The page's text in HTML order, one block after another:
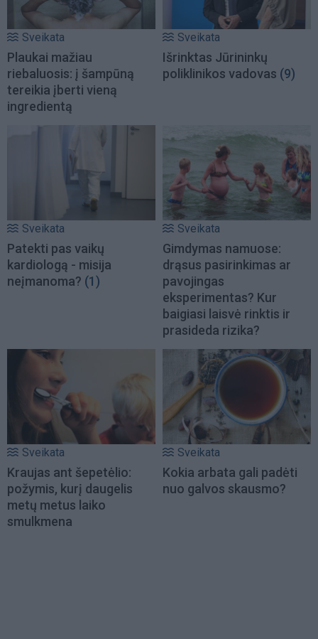
Sveikata
Plaukai mažiau
riebaluosis: į šampūną
tereikia įberti vieną
ingredientą
Sveikata
Išrinktas Jūrininkų
poliklinikos vadovas (9)
Sveikata
Patekti pas vaikų
kardiologą - misija
neįmanoma? (1)
Sveikata
Gimdymas namuose:
drąsus pasirinkimas ar
pavojingas
eksperimentas? Kur
baigiasi laisvė rinktis ir
prasideda rizika?
Sveikata
Kraujas ant šepetėlio:
požymis, kurį daugelis
metų metus laiko
smulkmena
Sveikata
Kokia arbata gali padėti
nuo galvos skausmo?